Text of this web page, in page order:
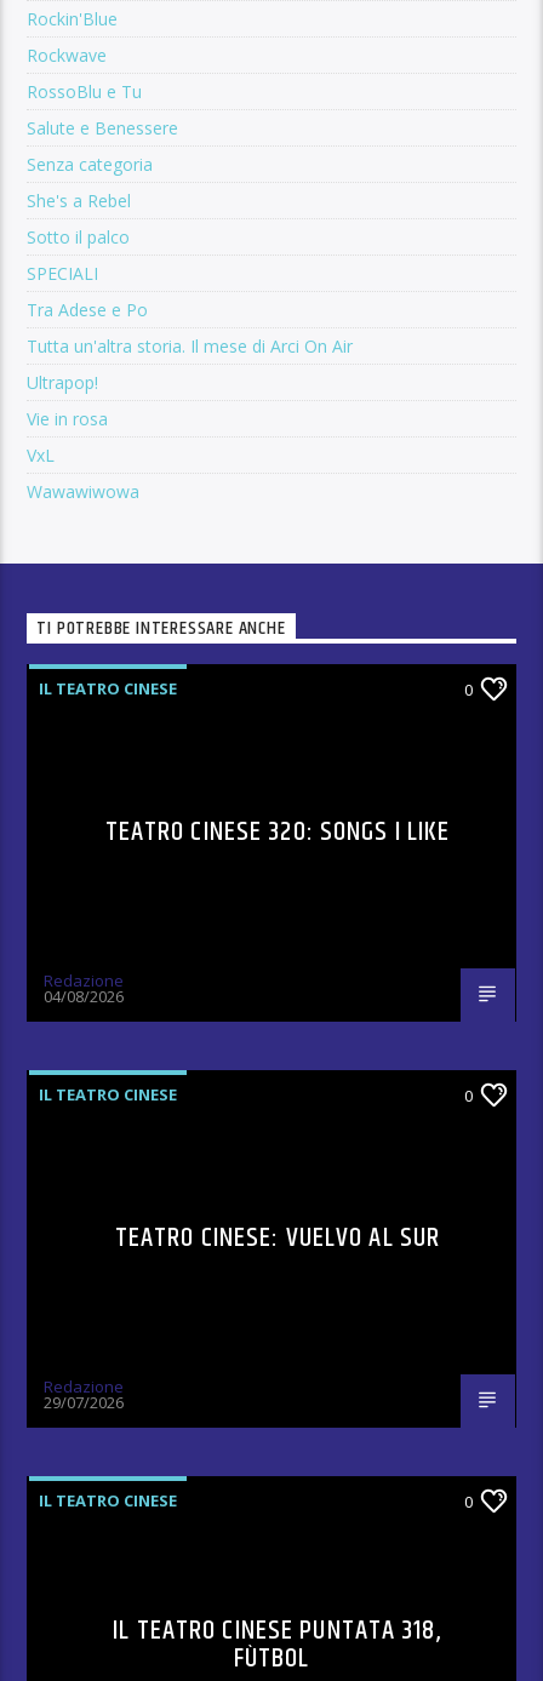
Rockin'Blue
Rockwave
RossoBlu e Tu
Salute e Benessere
Senza categoria
She's a Rebel
Sotto il palco
SPECIALI
Tra Adese e Po
Tutta un'altra storia. Il mese di Arci On Air
Ultrapop!
Vie in rosa
VxL
Wawawiwowa
TI POTREBBE INTERESSARE ANCHE
IL TEATRO CINESE 0
TEATRO CINESE 320: SONGS I LIKE
Redazione
04/08/2026
IL TEATRO CINESE 0
TEATRO CINESE: VUELVO AL SUR
Redazione
29/07/2026
IL TEATRO CINESE 0
IL TEATRO CINESE PUNTATA 318,
FÙTBOL